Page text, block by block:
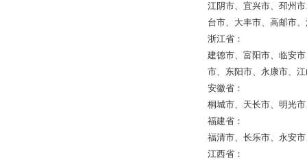
江阴市、宜兴市、邳州
台市、大丰市、高邮市
浙江省：
建德市、富阳市、临安
市、东阳市、永康市、
安徽省：
桐城市、天长市、明光
福建省：
福清市、长乐市、永安
江西省：